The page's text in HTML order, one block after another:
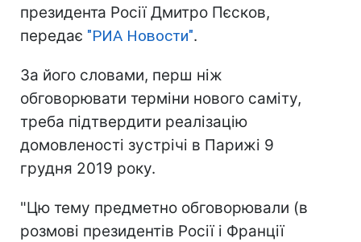
президента Росії Дмитро Пєсков,
передає "РИА Новости".
За його словами, перш ніж
обговорювати терміни нового саміту,
треба підтвердити реалізацію
домовленості зустрічі в Парижі 9
грудня 2019 року.
"Цю тему предметно обговорювали (в
розмові президентів Росії і Франції